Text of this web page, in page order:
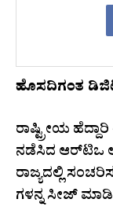
ಹೊಸದಿಗಂತ
ರಾಷ್ಟ್ರೀಯ
ನಡೆಸಿದ ಆರ್​ಟಿಒ
ರಾಜ್ಯದಲ್ಲಿ
ಗಳನ್ನ ಸೀಜ್​